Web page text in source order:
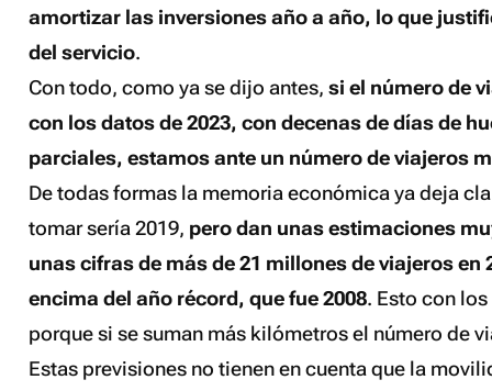
amortizar las inversiones año a año, lo que
del servicio.
Con todo, como ya se dijo antes,si el número de
con los datos de 2023, con decenas de días de
parciales, estamos ante un número de viajeros
De todas formas la memoria económica ya deja
tomar sería 2019, pero dan unas estimaciones
unas cifras de más de 21 millones de viajeros en
encima del año récord, que fue 2008. Esto con
porque si se suman más kilómetros el número de
Estas previsiones no tienen en cuenta que la